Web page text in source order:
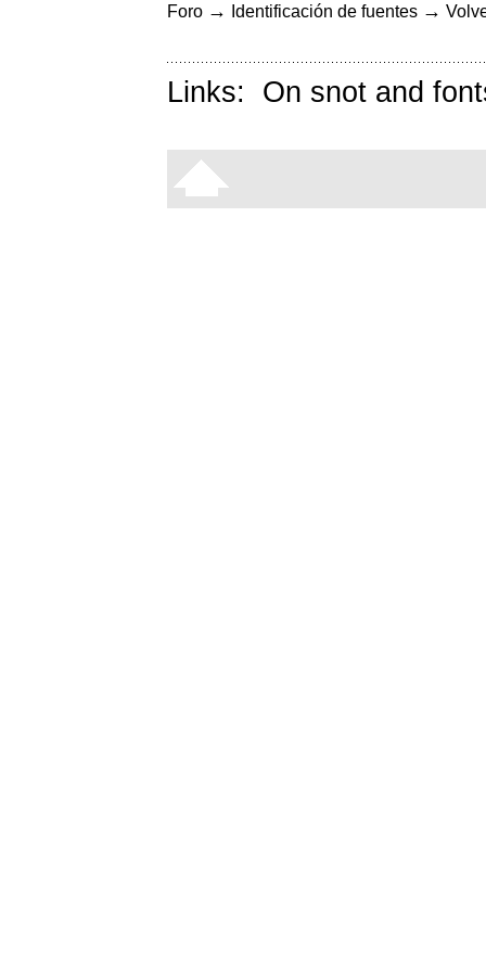
Foro → Identificación de fuentes →
Links: On snot and